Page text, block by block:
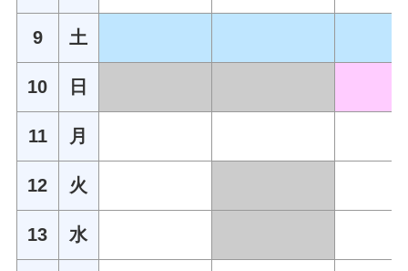
9 土
10 日
11 月
12 火
13 水